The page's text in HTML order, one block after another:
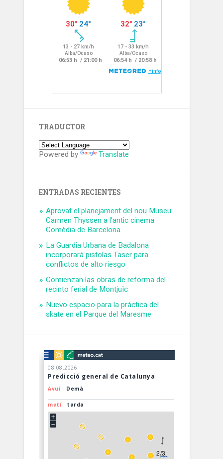
TRADUCTOR
Powered by Translate
ENTRADAS RECIENTES
Aprovat el planejament del nou Museu
Carmen Thyssen a l’antic cinema
Comèdia de Barcelona
La Guardia Urbana de Badalona
incorporará pistolas Taser para
conflictos de alto riesgo
Comienzan las obras de reforma del
recinto ferial de Montjuïc
Nuevo espacio para la práctica del
skate en el Parque del Maresme